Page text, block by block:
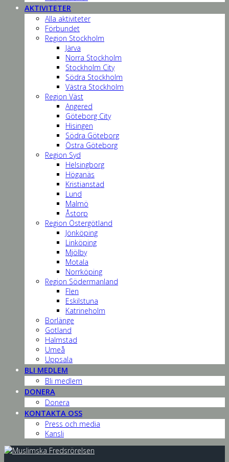
AKTIVITETER
Alla aktiviteter
Förbundet
Region Stockholm
Järva
Norra Stockholm
Stockholm City
Södra Stockholm
Västra Stockholm
Region Väst
Angered
Göteborg City
Hisingen
Södra Göteborg
Östra Göteborg
Region Syd
Helsingborg
Höganäs
Kristianstad
Lund
Malmö
Åstorp
Region Östergötland
Jönköping
Linköping
Mjölby
Motala
Norrköping
Region Södermanland
Flen
Eskilstuna
Katrineholm
Borlänge
Gotland
Halmstad
Umeå
Uppsala
BLI MEDLEM
Bli medlem
DONERA
Donera
KONTAKTA OSS
Press och media
Kansli